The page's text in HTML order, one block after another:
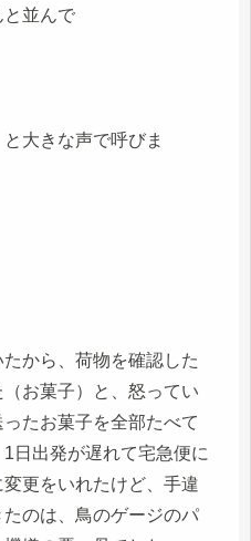
と並んで
大きな声で呼びま
から、荷物を確認した
お菓子）と、怒ってい
たお菓子を全部たべて
日出発が遅れて宅急便に
更をいれたけど、手違
のは、鳥のゲージのパ